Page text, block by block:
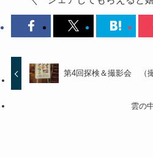
第4回探検＆撮影会 （
雲の